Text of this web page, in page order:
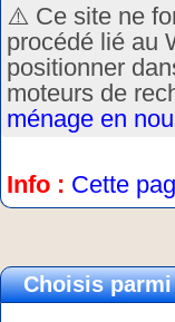
⚠️ Ce site ne
procédé lié au
positionner
moteurs de
ménage en
Info : Cette
Choisis